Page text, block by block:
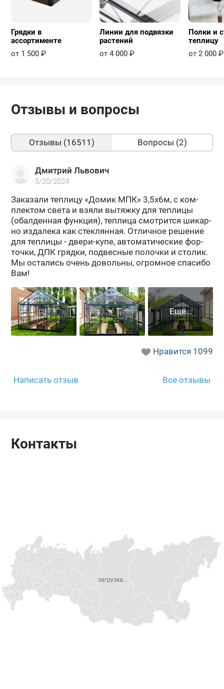
Грядки в
ассортименте
от 1 500 ₽
Линии для подвязки
растений
от 4 000 ₽
Полки и
теплицу
от 2 000 ₽
Отзывы и вопросы
Отзывы (16511) Вопросы (2)
Дмитрий Львович
5/20/2024
За­ка­за­ли теп­ли­цу «Домик МПК» 3,5х6м, с ком­
плек­том света и взяли вы­тяж­ку для теп­ли­цы
(обал­ден­ная функ­ция), теп­ли­ца смот­рит­ся ши­кар­
но из­да­ле­ка как стек­лян­ная. От­лич­ное ре­ше­ние
для теп­ли­цы - двери-​купе, ав­то­ма­ти­че­ские фор­
точ­ки, ДПК гряд­ки, под­вес­ные по­лоч­ки и сто­лик.
Мы оста­лись очень до­воль­ны, огром­ное спа­си­бо
Вам!
Нравится 1099
Написать отзыв Все отзывы
Контакты
загрузка...